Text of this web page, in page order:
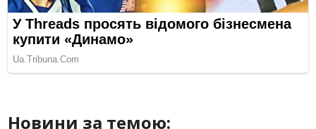
Новини за темою: